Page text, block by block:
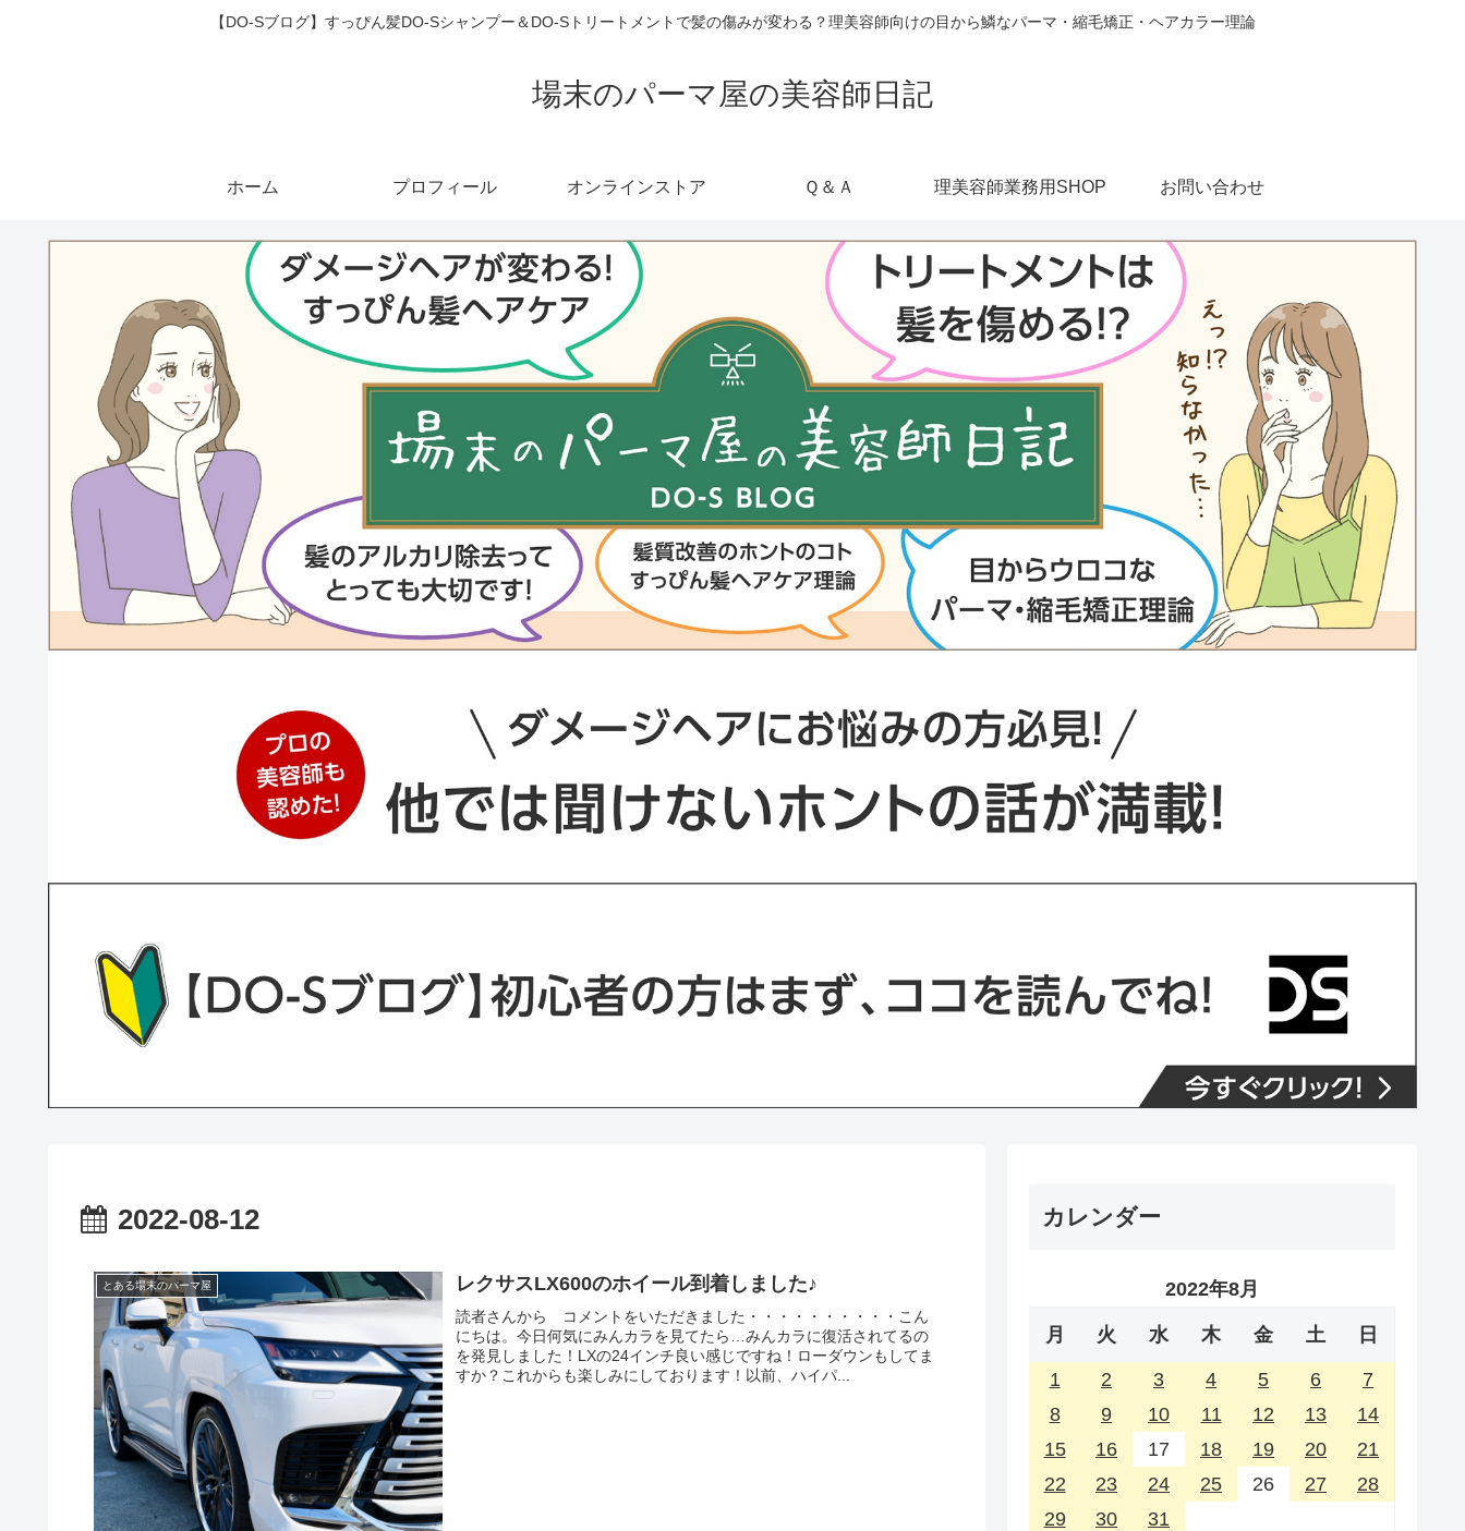
【DO-Sブログ】すっぴん髪DO-Sシャンプー＆DO-Sトリートメントで髪の傷みが変わる？理美容師向けの目から鱗なパーマ・縮毛矯正・ヘアカラー理論
場末のパーマ屋の美容師日記
ホーム プロフィール オンラインストア Ｑ＆Ａ 理美容師業務用SHOP お問い合わせ
2022-08-12
とある場末のパーマ屋 レクサスLX600のホイール到着しました♪
読者さんから コメントをいただきました・・・・・・・・・・こん
にちは。今日何気にみんカラを見てたら…みんカラに復活されてるの
を発見しました！LXの24インチ良い感じですね！ローダウンもしてま
すか？これからも楽しみにしております！以前、ハイパ...
カレンダー
2022年8月
月 火 水 木 金 土 日
1 2 3 4 5 6
7
8
9 10 11 12 13
14
15
16 17 18 19 20
21
22
23 24 25 26 27
28
29
30 31